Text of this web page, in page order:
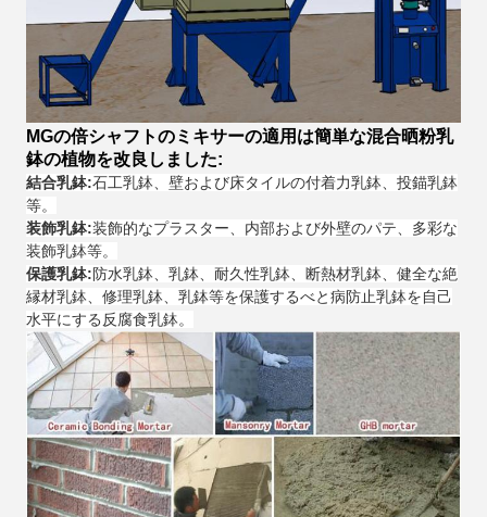
MGの倍シャフトのミキサーの適用は簡単な混合晒粉乳
鉢の植物を改良しました:
結合乳鉢:石工乳鉢、壁および床タイルの付着力乳鉢、投錨乳鉢
等。
装飾乳鉢:装飾的なプラスター、内部および外壁のパテ、多彩な
装飾乳鉢等。
保護乳鉢:防水乳鉢、乳鉢、耐久性乳鉢、断熱材乳鉢、健全な絶
縁材乳鉢、修理乳鉢、乳鉢等を保護するべと病防止乳鉢を自己
水平にする反腐食乳鉢。